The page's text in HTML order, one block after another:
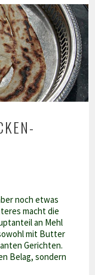
noch etwas
macht die
an Mehl
mit Butter
Gerichten.
Belag, sondern